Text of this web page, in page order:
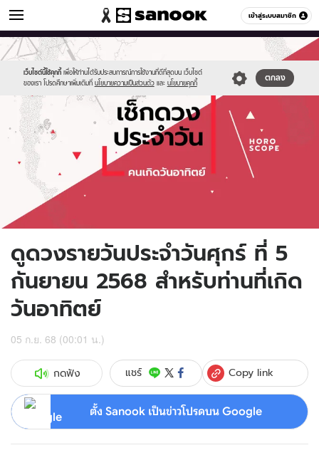
เข้าสู่ระบบสมาชิก
ดูดวง หมวดอื่นๆ
เว็บไซต์นี้ใช้คุกกี้ เพื่อให้ท่านได้รับประสบการณ์การใช้งานที่ดีที่สุดบน เว็บไซต์
ของเรา โปรดศึกษาเพิ่มเติมที่ นโยบายความเป็นส่วนตัว และ นโยบายคุกกี้
ตกลง
Sanook
//s.isanook.com/sr/0/images/logo-
new-
sanook.png
600
60
//s.isanook.com/ho/0/ud/fxd/day/daily-
horoscope-
sunday.jpg
ดูดวงรายวันประจำวันศุกร์ ที่ 5
กันยายน 2568 สำหรับท่านที่เกิด
วันอาทิตย์
05 ก.ย. 68 (00:01 น.)
กดฟัง แชร์ Copy link
ตั้ง Sanook เป็นข่าวโปรดบน Google